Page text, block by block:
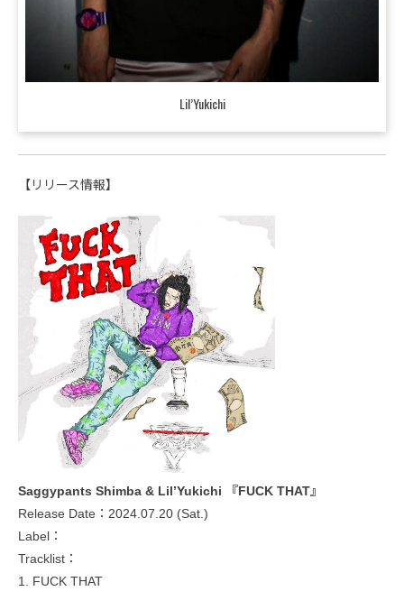
Lil’Yukichi
【リリース情報】
Saggypants Shimba & Lil’Yukichi 『FUCK THAT』
Release Date：2024.07.20 (Sat.)
Label：
Tracklist：
1. FUCK THAT